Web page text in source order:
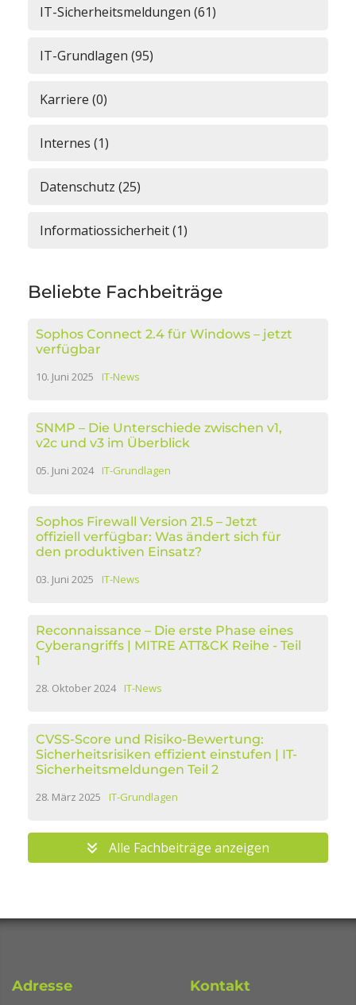
IT-Sicherheitsmeldungen (61)
IT-Grundlagen (95)
Karriere (0)
Internes (1)
Datenschutz (25)
Informatiossicherheit (1)
Beliebte Fachbeiträge
Sophos Connect 2.4 für Windows – jetzt
verfügbar
10. Juni 2025 IT-News
SNMP – Die Unterschiede zwischen v1,
v2c und v3 im Überblick
05. Juni 2024 IT-Grundlagen
Sophos Firewall Version 21.5 – Jetzt
offiziell verfügbar: Was ändert sich für
den produktiven Einsatz?
03. Juni 2025 IT-News
Reconnaissance – Die erste Phase eines
Cyberangriffs | MITRE ATT&CK Reihe - Teil
1
28. Oktober 2024 IT-News
CVSS-Score und Risiko-Bewertung:
Sicherheitsrisiken effizient einstufen | IT-
Sicherheitsmeldungen Teil 2
28. März 2025 IT-Grundlagen
Alle Fachbeiträge anzeigen
Adresse Kontakt